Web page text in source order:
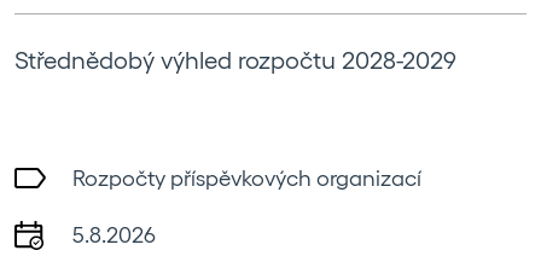
Střednědobý výhled rozpočtu 2028-2029
Rozpočty příspěvkových organizací
5.8.2026